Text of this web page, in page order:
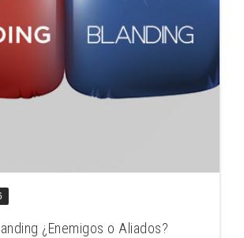
¿Enemigos o Aliados?